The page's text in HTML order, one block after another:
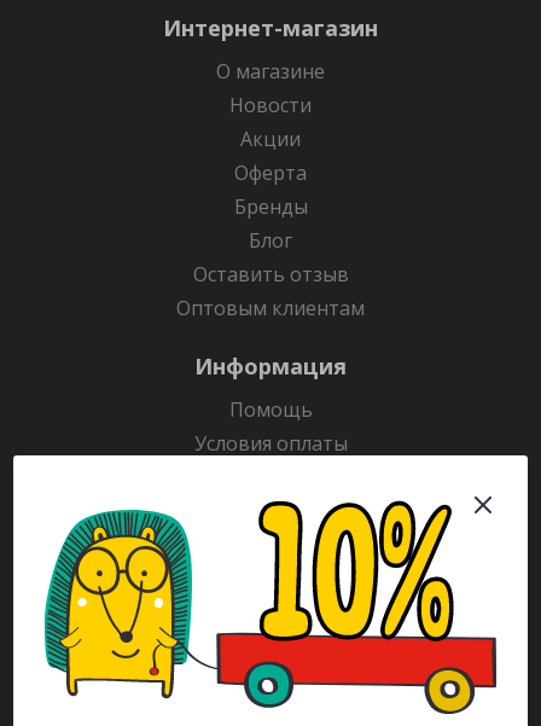
Интернет-магазин
О магазине
Новости
Акции
Оферта
Бренды
Блог
Оставить отзыв
Оптовым клиентам
Информация
Помощь
Условия оплаты
Гарантия на товар
Раскраски
Рекламодателям
Каталог
Будьте всегда в курсе!